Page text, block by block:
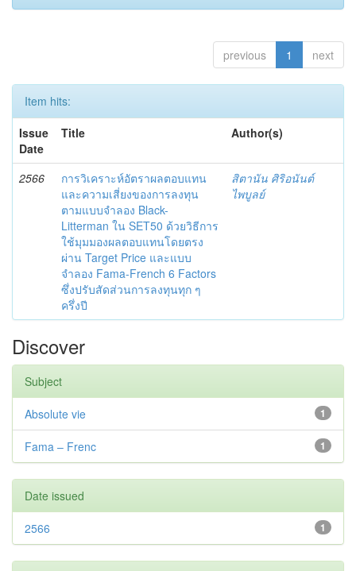
previous 1 next
Item hits:
Issue
Date
Title Author(s)
2566
การวิเคราะห์อัตราผลตอบแทน
และความเสี่ยงของการลงทุน
ตามแบบจำลอง Black-
Litterman ใน SET50 ด้วยวิธีการ
ใช้มุมมองผลตอบแทนโดยตรง
ผ่าน Target Price และแบบ
จำลอง Fama-French 6 Factors
ซึ่งปรับสัดส่วนการลงทุนทุก ๆ
ครึ่งปี
สิตานัน ศิริอนันต์
ไพบูลย์
Discover
Subject
1
Absolute vie
1
Fama – Frenc
Date issued
1
2566